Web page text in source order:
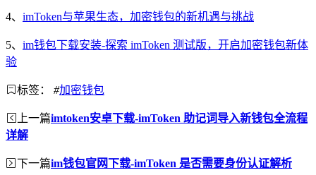
4、 imToken与苹果生态，加密钱包的新机遇与挑战
5、 im钱包下载安装-探索 imToken 测试版，开启加密钱包新体
验
标签： #加密钱包
上一篇imtoken安卓下载-imToken 助记词导入新钱包全流程
详解
下一篇im钱包官网下载-imToken 是否需要身份认证解析